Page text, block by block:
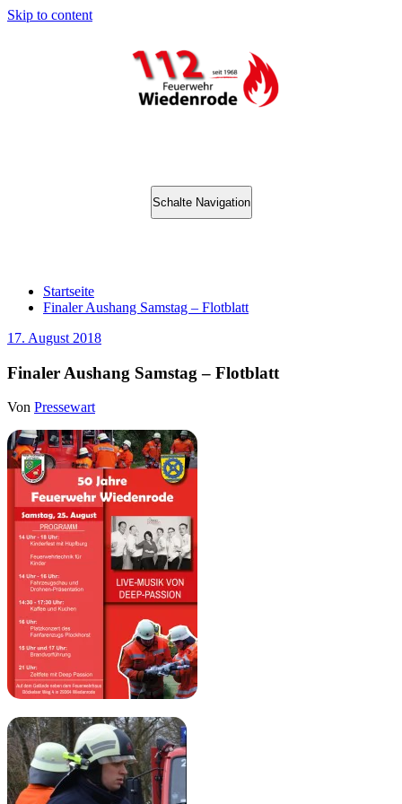
Skip to content
Schalte Navigation
Startseite
Finaler Aushang Samstag – Flotblatt
17. August 2018
Finaler Aushang Samstag – Flotblatt
Von Pressewart